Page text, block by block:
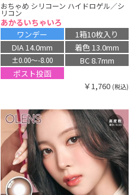
おちゃめ シリコーン ハイドロゲル／シ
リコン
あかるいちゃいろ
ワンデー
1箱10枚入り
DIA 14.0mm
着色 13.0mm
±0.00〜-8.00
BC 8.7mm
ポスト投函
￥1,760 (税込)